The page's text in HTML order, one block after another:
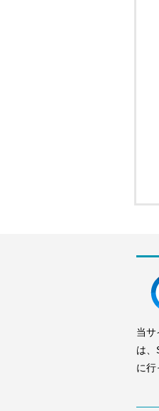
当サ
は、
に行